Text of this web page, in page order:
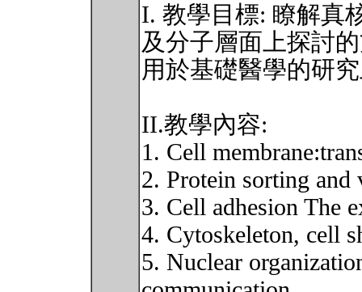
I. 教學目標: 瞭解真
及分子層面上探討
用於基礎醫學的研
II.教學內容:
1. Cell
2. Protein sorting
3. Cell adhesion The
4. Cytoskeleton, cell
5. Nuclear